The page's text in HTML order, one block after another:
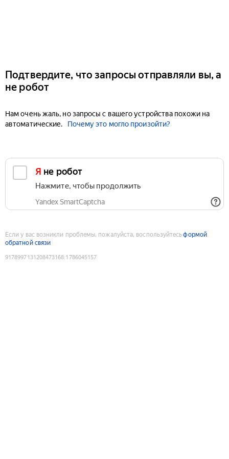
Подтвердите, что запросы отправляли вы, а
не робот
Нам очень жаль, но запросы с вашего устройства похожи на
автоматические.
Почему это могло произойти?
Я не робот
Нажмите, чтобы продолжить
Yandex SmartCaptcha
Если у вас возникли проблемы, пожалуйста, воспользуйтесьформой
обратной связи
9178997131208473168:1786045157